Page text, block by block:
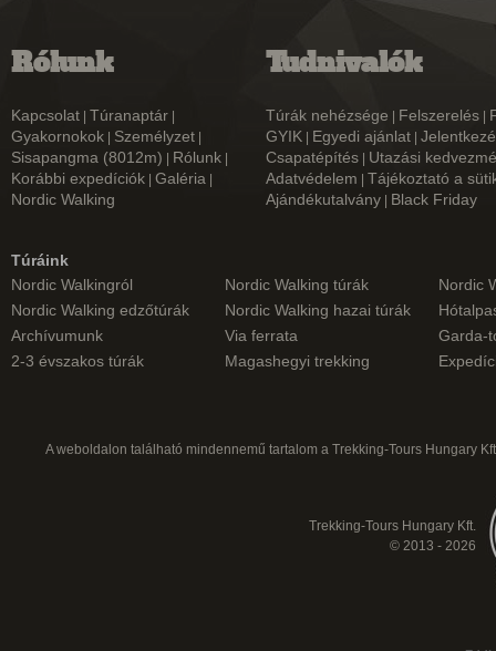
Rólunk
Kapcsolat Túranaptár
Gyakornokok Személyzet
Sisapangma (8012m) Rólunk
Korábbi expedíciók Galéria
Nordic Walking
Tudnivalók
Túrák nehézsége Felszerelés
GYIK
Egyedi ajánlat
Csapatépítés
Utazási
Adatvédelem
Tájékoztató a
Ajándékutalvány
Black Friday
Túráink
Nordic Walkingról
Nordic Walking túrák
Nordic
Nordic Walking edzőtúrák
Nordic Walking hazai túrák
Archívumunk
Via ferrata
Garda-
2-3 évszakos túrák
Magashegyi trekking
A weboldalon található mindennemű tartalom a Trekking-Tours Hungary
Trekking-Tours Hungary Kft.
© 2013 - 2026